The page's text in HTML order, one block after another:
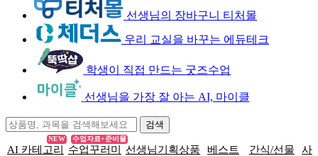
선생님의 장바구니 티처몰
우리 교실을 바꾸는 에듀테크
학생이 직접 만드는 굿즈수업
선생님을 가장 잘 아는 AI, 마이클
AI 카테고리
NEW
수업꾸러미
수업자료+준비물
선생님기획상품 베스트 간식/선물 사